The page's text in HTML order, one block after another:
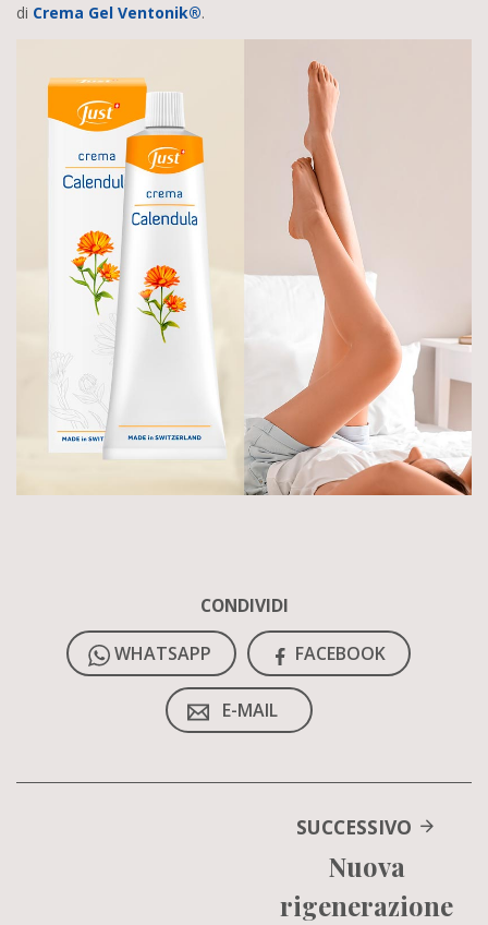
di Crema Gel Ventonik®.
CONDIVIDI
WHATSAPP
FACEBOOK
E-MAIL
SUCCESSIVO
Nuova
rigenerazione